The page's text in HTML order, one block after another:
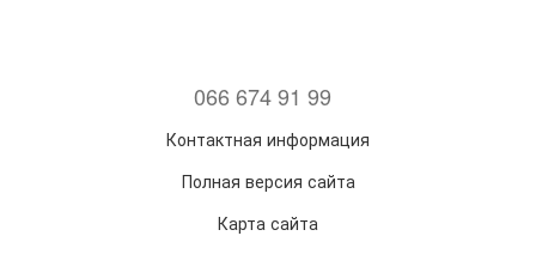
066 674 91 99
Контактная информация
Полная версия сайта
Карта сайта